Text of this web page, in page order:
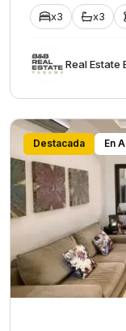
x3 x3
Rеаl Еstаtе
Destacada En